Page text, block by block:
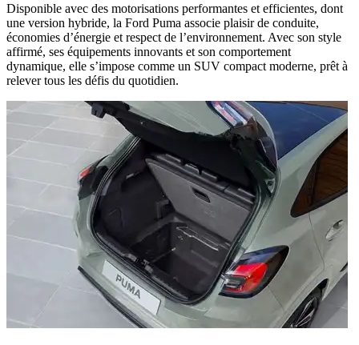
Disponible avec des motorisations performantes et efficientes, dont
une version hybride, la Ford Puma associe plaisir de conduite,
économies d’énergie et respect de l’environnement. Avec son style
affirmé, ses équipements innovants et son comportement
dynamique, elle s’impose comme un SUV compact moderne, prêt à
relever tous les défis du quotidien.